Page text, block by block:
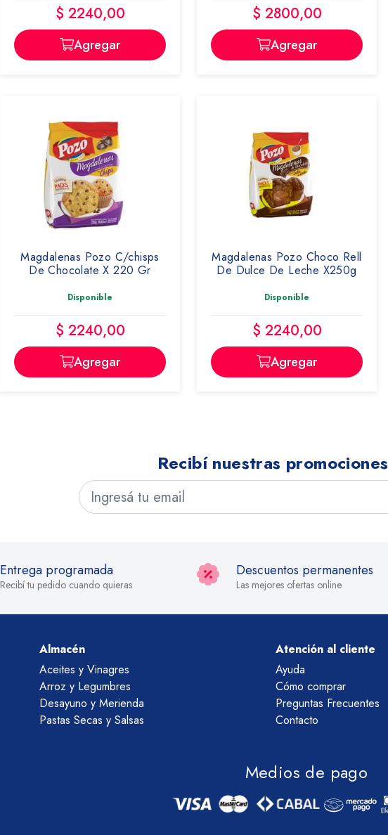
$ 2240,00
Agregar
$ 2800,00
Agregar
Magdalenas Pozo C/chisps
De Chocolate X 220 Gr
Disponible
$ 2240,00
Agregar
Magdalenas Pozo Choco Rell
De Dulce De Leche X250g
Disponible
$ 2240,00
Agregar
Recibí nuestras promociones
Entrega programada
Recibí tu pedido cuando quieras
Descuentos permanentes
Las mejores ofertas online
Almacén
Aceites y Vinagres
Arroz y Legumbres
Desayuno y Merienda
Pastas Secas y Salsas
Atención al cliente
Ayuda
Cómo comprar
Preguntas Frecuentes
Contacto
Medios de pago